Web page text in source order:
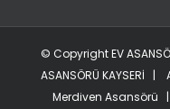
© CopyrightEV
ASANSÖRÜ KAYSERİ |
Merdiven Asansörü